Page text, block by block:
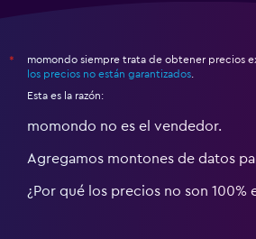
*
momondo siempre trata de obtener precios
los precios no están garantizados
Esta es la razón:
momondo no es el vendedor.
Agregamos montones de datos
¿Por qué los precios no son 100%